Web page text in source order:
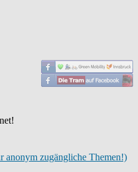
anonym zugängliche Themen!)